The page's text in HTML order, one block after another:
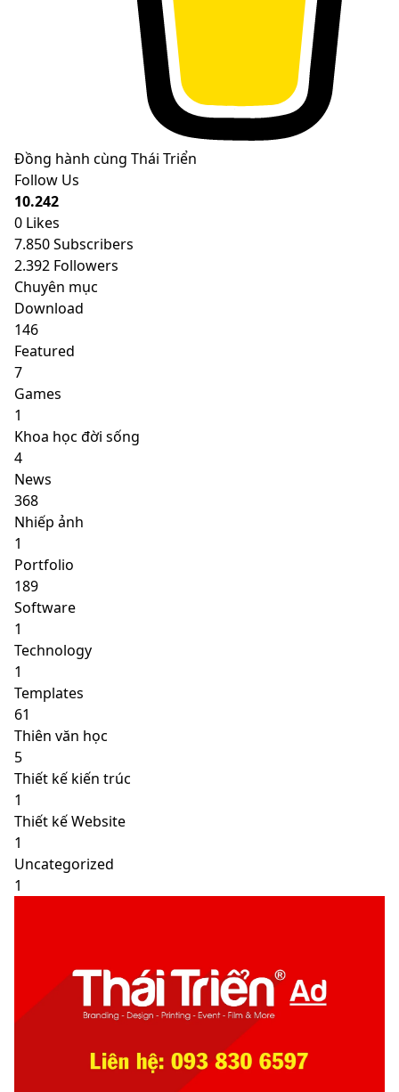
Đồng hành cùng Thái Triển
Follow Us
10.242
0 Likes
7.850Subscribers
2.392 Followers
Chuyên mục
Download
146
Featured
7
Games
1
Khoa học đời sống
4
News
368
Nhiếp ảnh
1
Portfolio
189
Software
1
Technology
1
Templates
61
Thiên văn học
5
Thiết kế kiến trúc
1
Thiết kế Website
1
Uncategorized
1